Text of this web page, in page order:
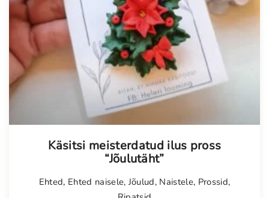
Käsitsi meisterdatud ilus pross
“Jõulutäht”
Ehted, Ehted naisele, Jõulud, Naistele, Prossid,